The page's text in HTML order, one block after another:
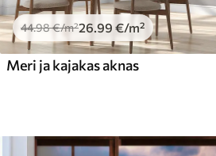
44.98€/m²26 .99 €/m²
Meri ja kajakas aknas